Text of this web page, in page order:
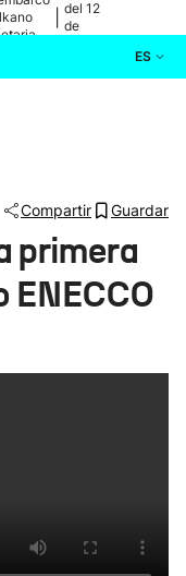
del 12
de
ES
Compartir Guardar
primera